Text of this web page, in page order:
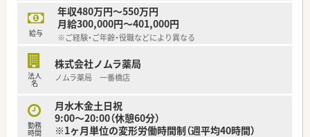
給与
年収480万円～550万円
月給300,000円～401,000円
※ご経験・ご年齢・役職などにより異なる
法人
名
株式会社ノムラ薬局
ノムラ薬局 一番橋店
勤務
時間
月水木金土日祝
9:00～20:00（休憩60分）
※1ヶ月単位の変形労働時間制（週平均40時間）